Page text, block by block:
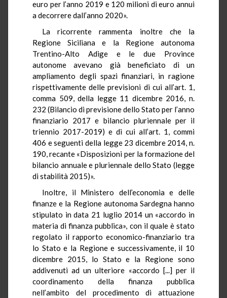
euro per l’anno 2019 e 120 milioni di euro annui
a decorrere dall’anno 2020».
La ricorrente rammenta inoltre che la
Regione Siciliana e la Regione autonoma
Trentino-Alto Adige e le due Province
autonome avevano già beneficiato di un
ampliamento degli spazi finanziari, in ragione
rispettivamente delle previsioni di cui all’art. 1,
comma 509, della legge 11 dicembre 2016, n.
232 (Bilancio di previsione dello Stato per l’anno
finanziario 2017 e bilancio pluriennale per il
triennio 2017-2019) e di cui all’art. 1, commi
406 e seguenti della legge 23 dicembre 2014, n.
190, recante «Disposizioni per la formazione del
bilancio annuale e pluriennale dello Stato (legge
di stabilità 2015)».
Inoltre, il Ministero dell’economia e delle
finanze e la Regione autonoma Sardegna hanno
stipulato in data 21 luglio 2014 un «accordo in
materia di finanza pubblica», con il quale è stato
regolato il rapporto economico-finanziario tra
lo Stato e la Regione e successivamente, il 10
dicembre 2015, lo Stato e la Regione sono
addivenuti ad un ulteriore «accordo [...] per il
coordinamento della finanza pubblica
nell’ambito del procedimento di attuazione